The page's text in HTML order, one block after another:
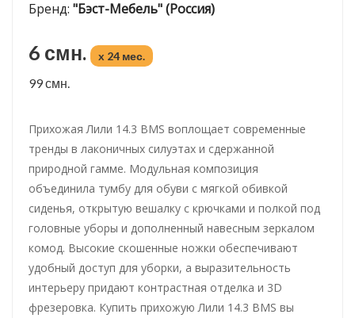
Бренд: "Бэст-Мебель" (Россия)
6 смн. x 24 мес.
99 смн.
Прихожая Лили 14.3 BMS воплощает современные
тренды в лаконичных силуэтах и сдержанной
природной гамме. Модульная композиция
объединила тумбу для обуви с мягкой обивкой
сиденья, открытую вешалку с крючками и полкой под
головные уборы и дополненный навесным зеркалом
комод. Высокие скошенные ножки обеспечивают
удобный доступ для уборки, а выразительность
интерьеру придают контрастная отделка и 3D
фрезеровка. Купить прихожую Лили 14.3 BMS вы